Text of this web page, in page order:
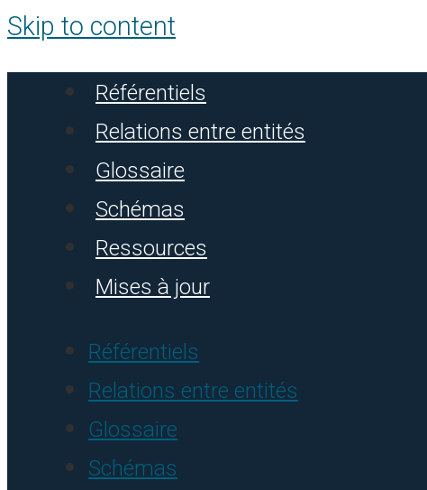
Skip to content
Référentiels
Relations entre entités
Glossaire
Schémas
Ressources
Mises à jour
Référentiels
Relations entre entités
Glossaire
Schémas